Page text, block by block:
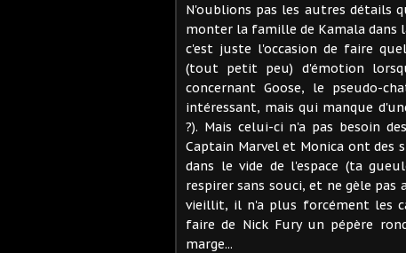
N'oublions pas les autres détails
monter la famille de Kamala dans
c'est juste l'occasion de faire
(tout petit peu) d'émotion
concernant Goose, le pseudo-
intéressant, mais qui manque
?). Mais celui-ci n'a pas besoin
Captain Marvel et Monica ont
dans le vide de l'espace (ta
respirer sans souci, et ne gèle pas
vieillit, il n'a plus forcément les
faire de Nick Fury un pépère
marge...